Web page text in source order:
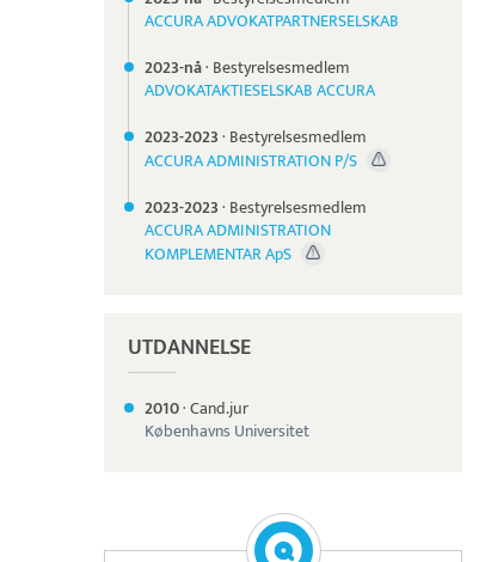
ACCURA ADVOKATPARTNERSELSKAB
2023-nå· Bestyrelsesmedlem
ADVOKATAKTIESELSKAB ACCURA
2023-2023· Bestyrelsesmedlem
ACCURA ADMINISTRATION P/S
2023-2023· Bestyrelsesmedlem
ACCURA ADMINISTRATION
KOMPLEMENTAR ApS
UTDANNELSE
2010·Cand.jur
Københavns Universitet